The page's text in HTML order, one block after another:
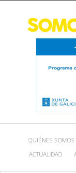
QUIÉNES SOMOS
ACTUALIDAD